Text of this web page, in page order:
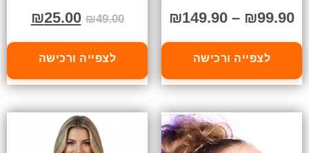
₪99.90
–
₪149.90
לצפייה ורכישה
₪49.00
₪25.00
לצפייה ורכישה